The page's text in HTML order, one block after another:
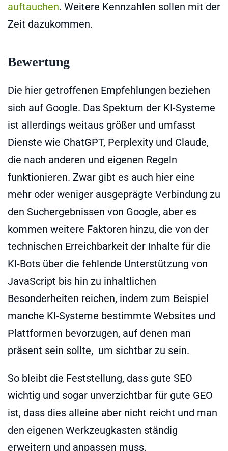
auftauchen. Weitere Kennzahlen sollen mit der
Zeit dazukommen.
Bewertung
Die hier getroffenen Empfehlungen beziehen
sich auf Google. Das Spektum der KI-Systeme
ist allerdings weitaus größer und umfasst
Dienste wie ChatGPT, Perplexity und Claude,
die nach anderen und eigenen Regeln
funktionieren. Zwar gibt es auch hier eine
mehr oder weniger ausgeprägte Verbindung zu
den Suchergebnissen von Google, aber es
kommen weitere Faktoren hinzu, die von der
technischen Erreichbarkeit der Inhalte für die
KI-Bots über die fehlende Unterstützung von
JavaScript bis hin zu inhaltlichen
Besonderheiten reichen, indem zum Beispiel
manche KI-Systeme bestimmte Websites und
Plattformen bevorzugen, auf denen man
präsent sein sollte, um sichtbar zu sein.
So bleibt die Feststellung, dass gute SEO
wichtig und sogar unverzichtbar für gute GEO
ist, dass dies alleine aber nicht reicht und man
den eigenen Werkzeugkasten ständig
erweitern und anpassen muss.